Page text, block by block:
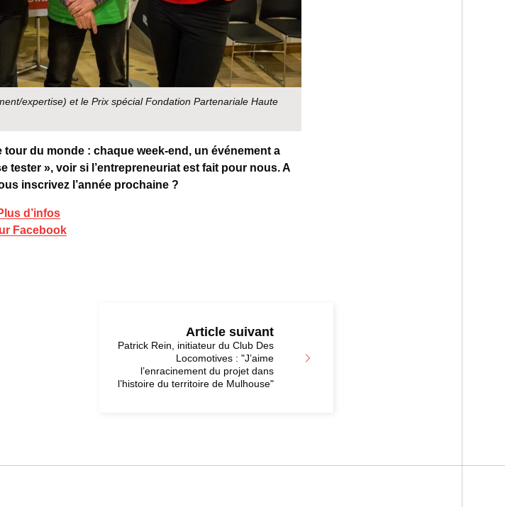
expertise) et le Prix spécial Fondation Partenariale Haute
du monde : chaque week-end, un événement a
tester », voir si l’entrepreneuriat est fait pour nous. A
inscrivez l’année prochaine ?
d’infos
Facebook
Article suivant
Patrick Rein, initiateur du Club Des
Locomotives : "J’aime
l’enracinement du projet dans
l’histoire du territoire de Mulhouse"